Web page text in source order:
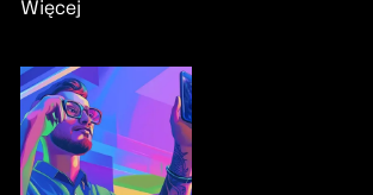
Więcej